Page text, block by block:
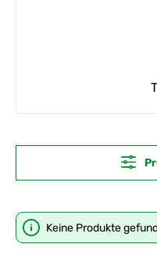
Keine Produkte